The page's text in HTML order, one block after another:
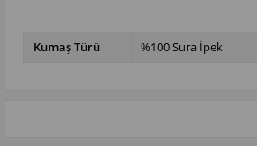
Kumaş Türü %100 Sura İpek